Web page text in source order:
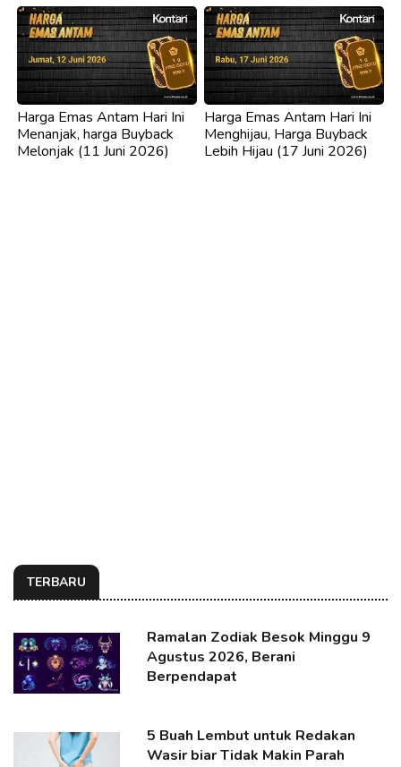
Harga Emas Antam Hari Ini
Menanjak, harga Buyback
Melonjak (11 Juni 2026)
Harga Emas Antam Hari Ini
Menghijau, Harga Buyback
Lebih Hijau (17 Juni 2026)
TERBARU
Ramalan Zodiak Besok Minggu 9
Agustus 2026, Berani
Berpendapat
5 Buah Lembut untuk Redakan
Wasir biar Tidak Makin Parah